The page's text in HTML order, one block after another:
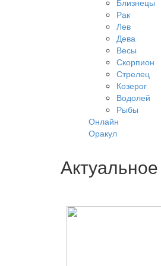
Близнецы
Рак
Лев
Дева
Весы
Скорпион
Стрелец
Козерог
Водолей
Рыбы
Онлайн
Оракул
Актуальное